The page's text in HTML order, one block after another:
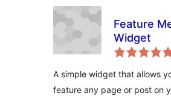
Feature
Widget
A simple widget that allows
feature any page or post on